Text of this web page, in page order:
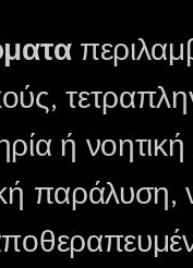
ή
παράλυση,